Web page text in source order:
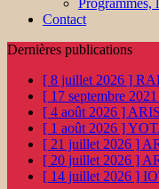
Programmes,
Contact
Dernières publications
[ 8 juillet 2026 ]
[ 17 septembre
[ 4 août 2026 ]
[ 1 août 2026 ]
[ 21 juillet 2026 ]
[ 20 juillet 2026 ]
[ 14 juillet 2026 ]